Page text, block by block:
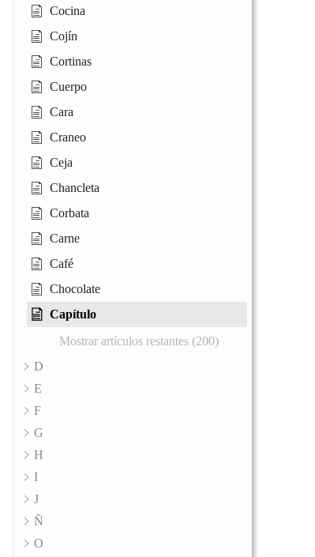
Cocina
Cojín
Cortinas
Cuerpo
Cara
Craneo
Ceja
Chancleta
Corbata
Carne
Café
Chocolate
Capítulo
Mostrar artículos restantes (200)
D
E
F
G
H
I
J
Ñ
O